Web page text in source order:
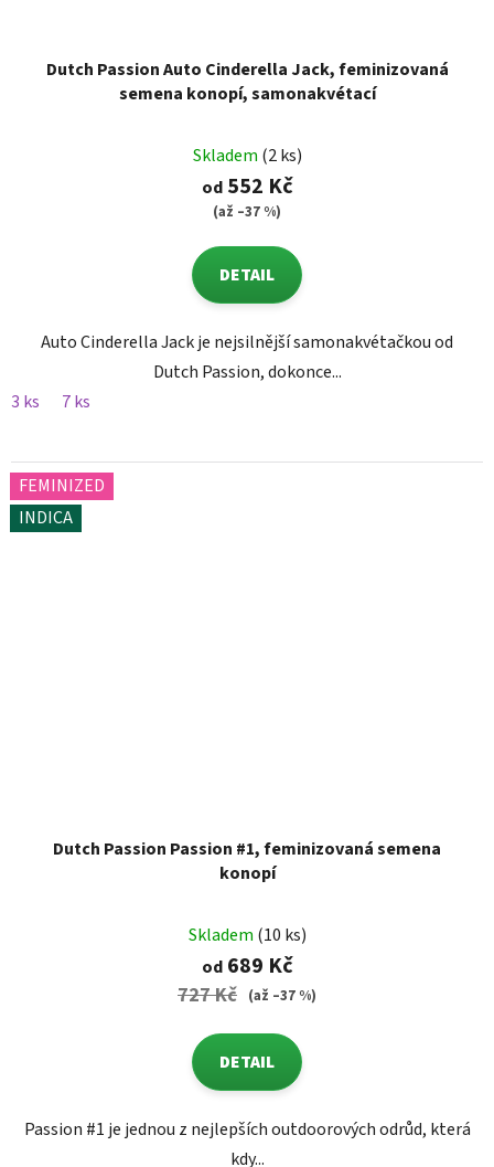
Dutch Passion Auto Cinderella Jack, feminizovaná
semena konopí, samonakvétací
Skladem (2 ks)
od552 Kč
(až –37 %)
DETAIL
Auto Cinderella Jack je nejsilnější samonakvétačkou od
Dutch Passion, dokonce...
3 ks
7 ks
FEMINIZED
INDICA
Dutch Passion Passion #1, feminizovaná semena
konopí
Skladem (10 ks)
od689 Kč
727 Kč (až –37 %)
DETAIL
Passion #1 je jednou z nejlepších outdoorových odrůd, která
kdy...